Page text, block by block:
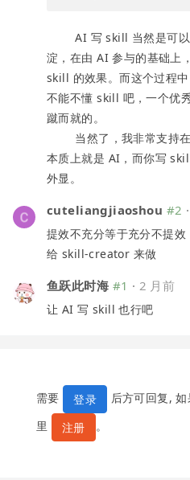
AI 写 skill 当然是可以
淀，在由 AI 参与的基础上
skill 的效果。而这个过程
不能不懂 skill 吧，一个优
蹴而就的。
当然了，我非常支持在
本质上就是 AI，而你写
外显。
cuteliangjiaoshou #2 ·
提效不充分等于充分不提
给 skill-creator 来做
鱼跃此时海 #1 · 2 月前
让 AI 写 skill 也行吧
需要 登录
后方可回复,
里
注册 。